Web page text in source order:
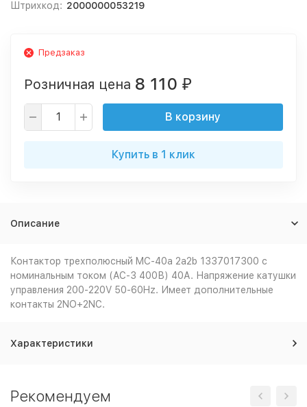
Штрихкод: 2000000053219
Предзаказ
Розничная цена 8 110 ₽
В корзину
Купить в 1 клик
Описание
Контактор трехполюсный MC-40a 2a2b 1337017300 с
номинальным током (AC-3 400В) 40А. Напряжение катушки
управления 200-220V 50-60Hz. Имеет дополнительные
контакты 2NO+2NC.
Характеристики
Рекомендуем